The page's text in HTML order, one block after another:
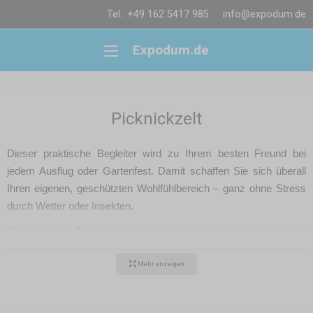
Tel.: +49 162 5417 985 info@expodum.de
Expodum.de
Picknickzelt
Dieser praktische Begleiter wird zu Ihrem besten Freund bei
jedem Ausflug oder Gartenfest. Damit schaffen Sie sich überall
Ihren eigenen, geschützten Wohlfühlbereich – ganz ohne Stress
durch Wetter oder Insekten.
wasserdichten Dach schützt es zuverlässig vor Sonne, Wind und
Mehr anzeigen